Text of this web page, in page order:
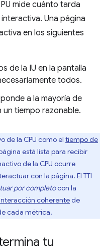
mide cuánto tarda
interactiva. Una página
en los siguientes
de la IU en la pantalla
todos.
a la mayoría de
un tiempo razonable.
de la CPU como el tiempo de
está lista para recibir
de la CPU ocurre
con la página. El TTI
por completocon la
coherentede
cada métrica.
tu